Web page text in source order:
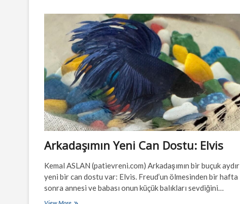
Arkadaşımın Yeni Can Dostu: Elvis
Kemal ASLAN (patievreni.com) Arkadaşımın bir buçuk aydır
yeni bir can dostu var: Elvis. Freud’un ölmesinden bir hafta
sonra annesi ve babası onun küçük balıkları sevdiğini…
Arkadaşımın